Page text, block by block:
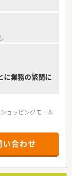
に業務の繁閑に
ョッピングモール
大学病院など様々
ト！
のお話をしっかり
ルも身に付けられま
い合わせ